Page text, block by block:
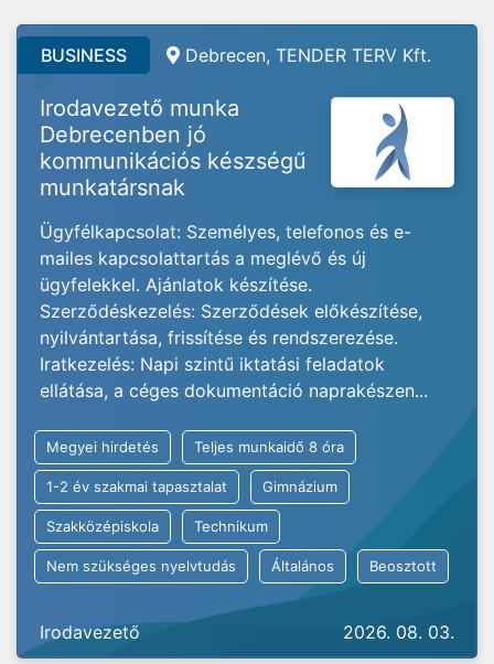
BUSINESS Debrecen, TENDER TERV Kft.
Irodavezető munka
Debrecenben jó
kommunikációs készségű
munkatársnak
Ügyfélkapcsolat: Személyes, telefonos és e-
mailes kapcsolattartás a meglévő és új
ügyfelekkel. Ajánlatok készítése.
Szerződéskezelés: Szerződések előkészítése,
nyilvántartása, frissítése és rendszerezése.
Iratkezelés: Napi szintű iktatási feladatok
ellátása, a céges dokumentáció naprakészen...
Megyei hirdetés Teljes munkaidő 8 óra
1-2 év szakmai tapasztalat Gimnázium
Szakközépiskola Technikum
Nem szükséges nyelvtudás Általános Beosztott
Irodavezető 2026. 08. 03.